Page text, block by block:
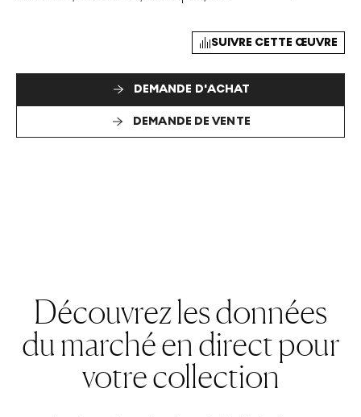
Technique : Screenprint
Signé: Oui
Signed Print
SUIVRE CETTE ŒUVRE
DEMANDE D'ACHAT
DEMANDE DE VENTE
Découvrez les données
du marché en direct pour
votre collection